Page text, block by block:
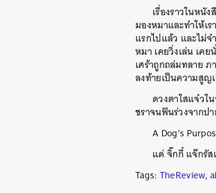
เรื่องราวในหนั
มองหมาและทำให้เ
แรกไปแล้ว และไม่จ
หมา เคยวิ่งเล่น เค
เศร้าถูกถล่มทลาย
ลงท้ายเป็นความสูญ
ดวงตาใสแจ๋วใ
ชราจนฟันร่วงจากป
A Dog’s
แด่ จิ๊กกี๋ แจ๊กรัส
Tags: TheReview,